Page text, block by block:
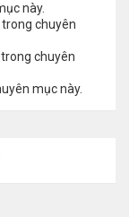
này.
chuyên
chuyên
mục này.